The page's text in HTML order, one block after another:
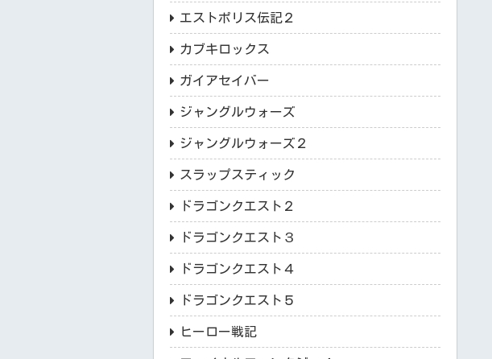
エストポリス伝記２
カブキロックス
ガイアセイバー
ジャングルウォーズ
ジャングルウォーズ２
スラップスティック
ドラゴンクエスト２
ドラゴンクエスト３
ドラゴンクエスト４
ドラゴンクエスト５
ヒーロー戦記